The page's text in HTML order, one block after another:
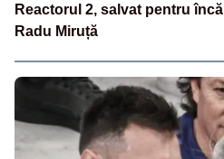
Reactorul 2, salvat pentru
Radu Miruță